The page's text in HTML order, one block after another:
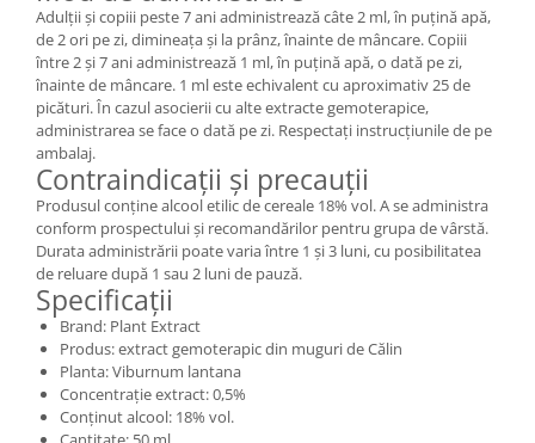
Adulții și copiii peste 7 ani administrează câte 2 ml, în puțină apă,
de 2 ori pe zi, dimineața și la prânz, înainte de mâncare. Copiii
între 2 și 7 ani administrează 1 ml, în puțină apă, o dată pe zi,
înainte de mâncare. 1 ml este echivalent cu aproximativ 25 de
picături. În cazul asocierii cu alte extracte gemoterapice,
administrarea se face o dată pe zi. Respectați instrucțiunile de pe
ambalaj.
Contraindicații și precauții
Produsul conține alcool etilic de cereale 18% vol. A se administra
conform prospectului și recomandărilor pentru grupa de vârstă.
Durata administrării poate varia între 1 și 3 luni, cu posibilitatea
de reluare după 1 sau 2 luni de pauză.
Specificații
Brand: Plant Extract
Produs: extract gemoterapic din muguri de Călin
Planta: Viburnum lantana
Concentrație extract: 0,5%
Conținut alcool: 18% vol.